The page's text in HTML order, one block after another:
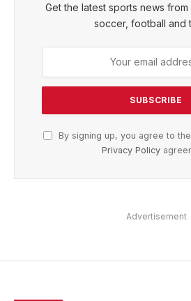
Get the latest sports news
soccer, football and
By signing up, you agree to
Privacy Policy
Advertisement